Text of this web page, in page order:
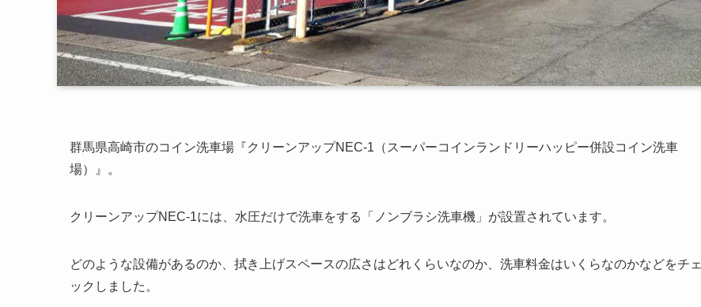
群馬県高崎市のコイン洗車場『クリーンアップNEC-1（スーパーコインランドリーハッピー併設コイン洗車
場）』。
クリーンアップNEC-1には、水圧だけで洗車をする「ノンブラシ洗車機」が設置されています。
どのような設備があるのか、拭き上げスペースの広さはどれくらいなのか、洗車料金はいくらなのかなどをチェ
ックしました。